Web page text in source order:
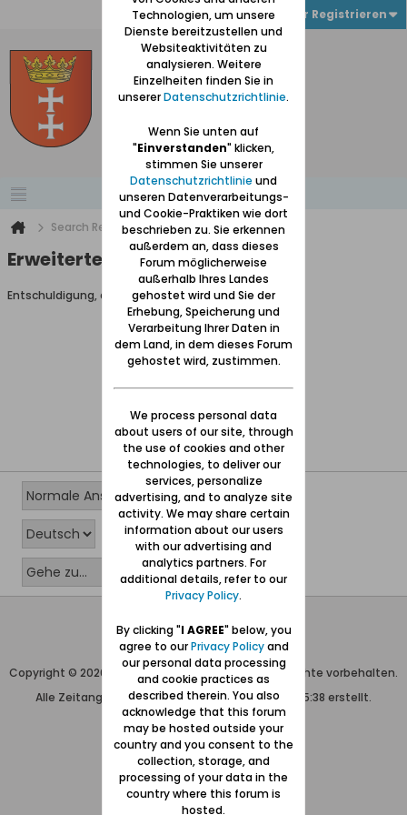
Anmelden oder Registrieren
Search Result
Erweiterte Suche
Entschuldigung, du darfst diese Seite nicht aufrufen.
Wolfgang Naujocks MMXXVI
Powered byvBulletin®
Copyright © 2026 MH Sub I, LLC dba vBulletin. Alle Rechte vorbehalten.
Alle Zeitangaben in WEZ+1. Die Seite wurde um 15:38 erstellt.
Technologien, um unsere
Dienste bereitzustellen und
Websiteaktivitäten zu
analysieren. Weitere
Einzelheiten finden Sie in
unsererDatenschutzrichtlinie.
Wenn Sie unten auf
"Einverstanden" klicken,
stimmen Sie unserer
Datenschutzrichtlinie und
unseren Datenverarbeitungs-
und Cookie-Praktiken wie dort
beschrieben zu. Sie erkennen
außerdem an, dass dieses
Forum möglicherweise
außerhalb Ihres Landes
gehostet wird und Sie der
Erhebung, Speicherung und
Verarbeitung Ihrer Daten in
dem Land, in dem dieses Forum
gehostet wird, zustimmen.
We process personal data
about users of our site, through
the use of cookies and other
technologies, to deliver our
services, personalize
advertising, and to analyze site
activity. We may share certain
information about our users
with our advertising and
analytics partners. For
additional details, refer to our
Privacy Policy.
By clicking "I AGREE" below, you
agree to ourPrivacy Policyand
our personal data processing
and cookie practices as
described therein. You also
acknowledge that this forum
may be hosted outside your
country and you consent to the
collection, storage, and
processing of your data in the
country where this forum is
hosted.